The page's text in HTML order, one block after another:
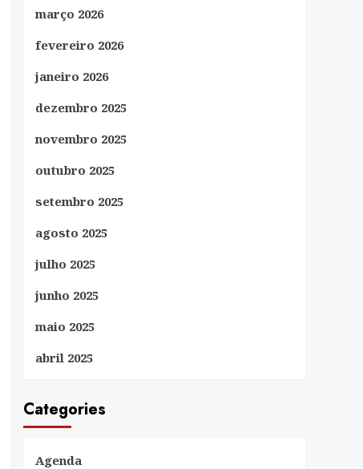
março 2026
fevereiro 2026
janeiro 2026
dezembro 2025
novembro 2025
outubro 2025
setembro 2025
agosto 2025
julho 2025
junho 2025
maio 2025
abril 2025
Categories
Agenda